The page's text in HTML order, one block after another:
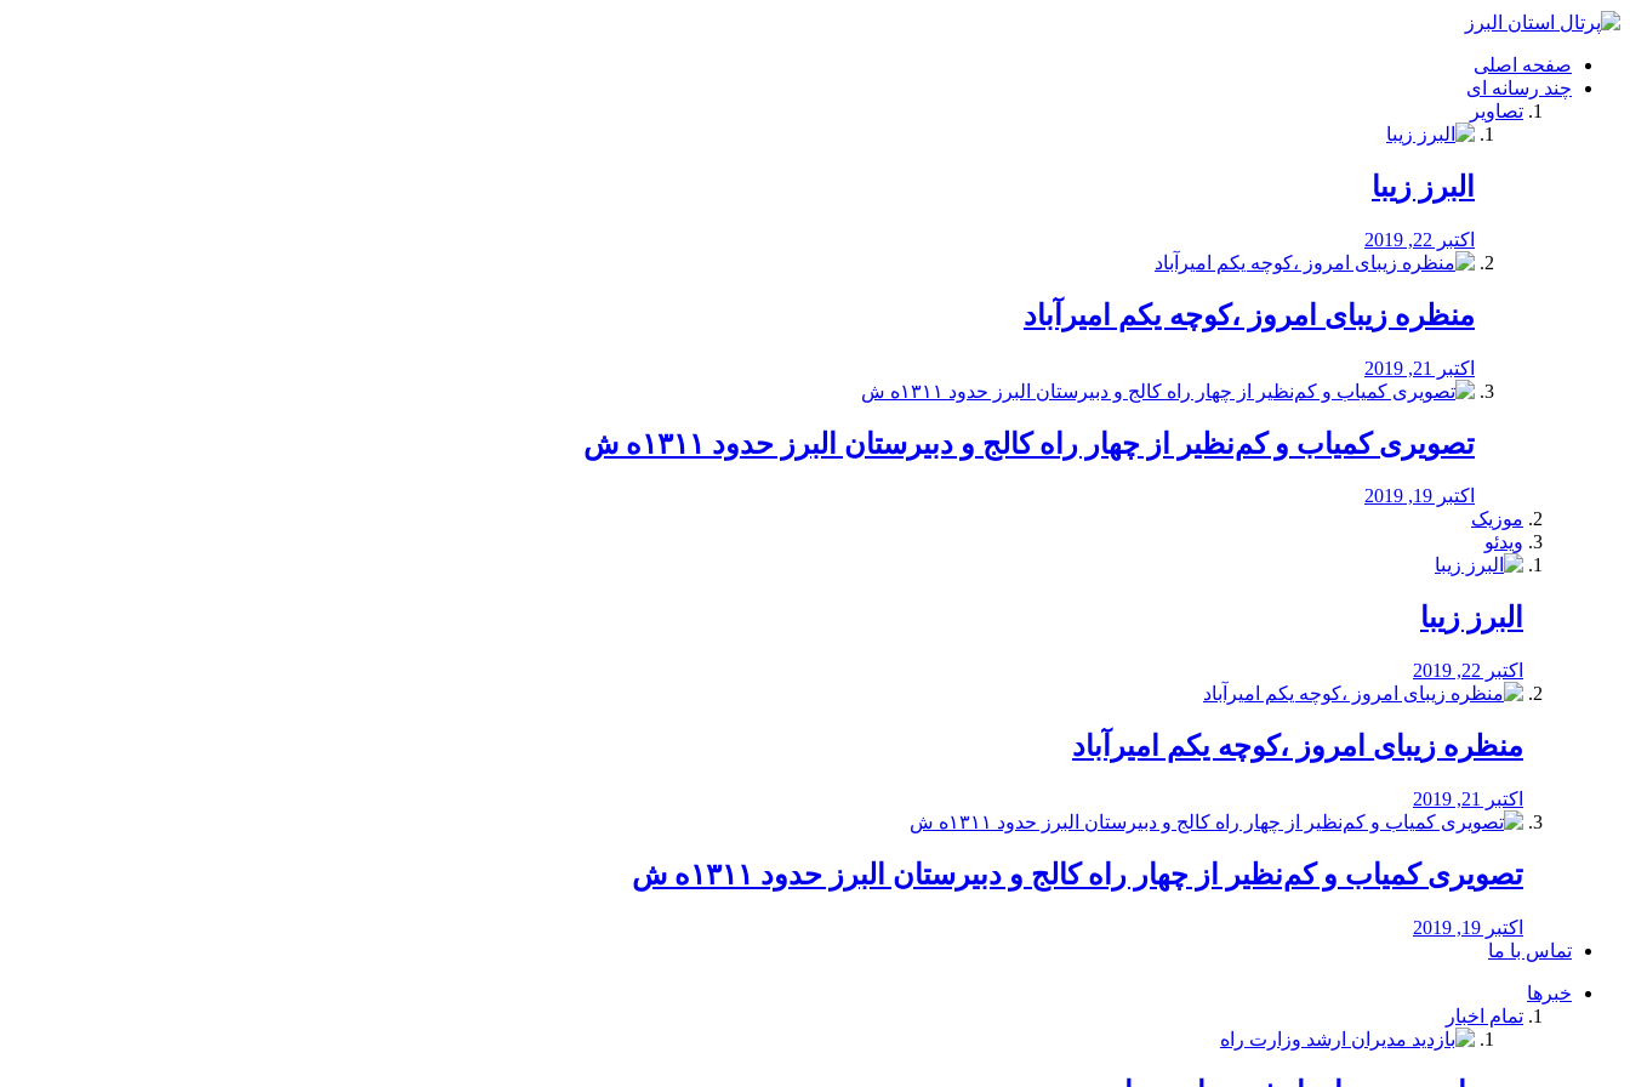
فصد
شرق
تهران
خشکشویی
صفحه اصلی
چند رسانه ای
تصاویر
البرز زیبا
اکتبر 22, 2019
منظره‌‌ زیبای امروز ،کوچه یکم امیرآباد
اکتبر 21, 2019
️تصویری کمیاب و کم‌نظیر از چهار راه كالج و دبيرستان البرز حدود ۱۳۱۱ه ش
اکتبر 19, 2019
موزیک
ویدئو
البرز زیبا
اکتبر 22, 2019
منظره‌‌ زیبای امروز ،کوچه یکم امیرآباد
اکتبر 21, 2019
️تصویری کمیاب و کم‌نظیر از چهار راه كالج و دبيرستان البرز حدود ۱۳۱۱ه ش
اکتبر 19, 2019
تماس با ما
خبرها
تمام اخبار